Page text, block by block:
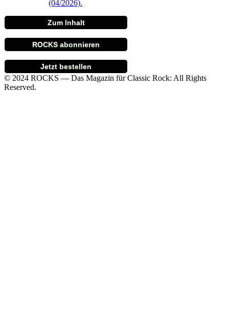
Zum Inhalt
ROCKS abonnieren
Jetzt bestellen
© 2024 ROCKS — Das Magazin für Classic Rock: All Rights
Reserved.